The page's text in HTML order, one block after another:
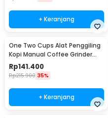
+ Keranjang
One Two Cups Alat Penggiling
Kopi Manual Coffee Grinder
Wood 30g - CW85532
Rp141.400
Rp215.900 35%
+ Keranjang